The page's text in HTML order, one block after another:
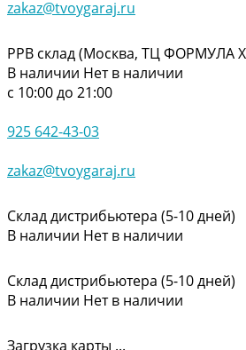
zakaz@tvoygaraj.ru
РРВ склад (Москва, ТЦ ФОРМУЛА
В наличии Нет в наличии
с 10:00 до 21:00
925 642-43-03
zakaz@tvoygaraj.ru
Склад дистрибьютера (5-10 дней)
В наличии Нет в наличии
Склад дистрибьютера (5-10 дней)
В наличии Нет в наличии
Загрузка карты ...